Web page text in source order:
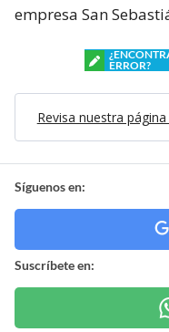
empresa San
ERROR?
Revisa nuestra
Síguenos en:
Suscríbete en: